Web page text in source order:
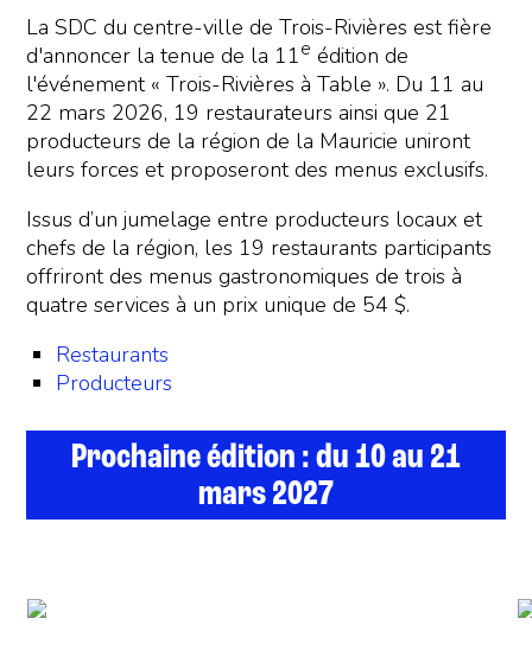
La SDC du centre-ville de Trois-Rivières est fière
d'annoncer la tenue de la 11e édition de
l'événement « Trois-Rivières à Table ». Du 11 au
22 mars 2026, 19 restaurateurs ainsi que 21
producteurs de la région de la Mauricie uniront
leurs forces et proposeront des menus exclusifs.
Issus d’un jumelage entre producteurs locaux et
chefs de la région, les 19 restaurants participants
offriront des menus gastronomiques de trois à
quatre services à un prix unique de 54 $.
Restaurants
Producteurs
Prochaine édition : du 10 au 21
mars 2027